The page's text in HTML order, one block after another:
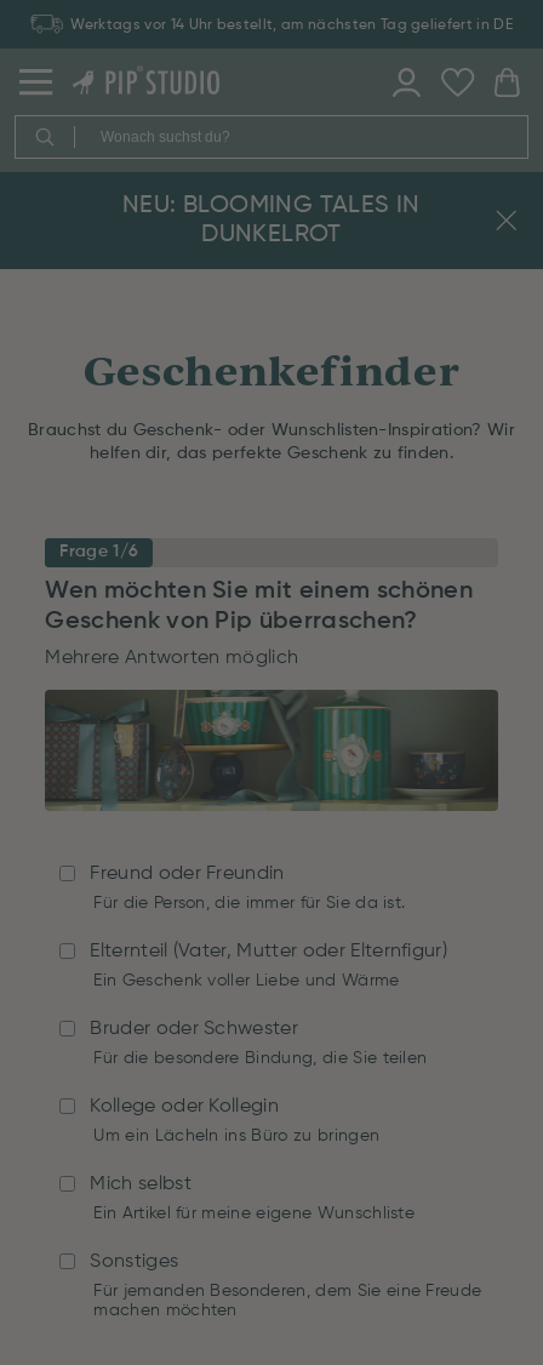
Werktags vor 14 Uhr bestellt, am nächsten Tag geliefert in DE
NEU: BLOOMING TALES IN
DUNKELROT
Geschenkefinder
Brauchst du Geschenk- oder Wunschlisten-Inspiration? Wir
helfen dir, das perfekte Geschenk zu finden.
Frage 1/6
Wen möchten Sie mit einem schönen
Geschenk von Pip überraschen?
Mehrere Antworten möglich
Freund oder Freundin
Für die Person, die immer für Sie da ist.
Elternteil (Vater, Mutter oder Elternfigur)
Ein Geschenk voller Liebe und Wärme
Bruder oder Schwester
Für die besondere Bindung, die Sie teilen
Kollege oder Kollegin
Um ein Lächeln ins Büro zu bringen
Mich selbst
Ein Artikel für meine eigene Wunschliste
Sonstiges
Für jemanden Besonderen, dem Sie eine Freude
machen möchten